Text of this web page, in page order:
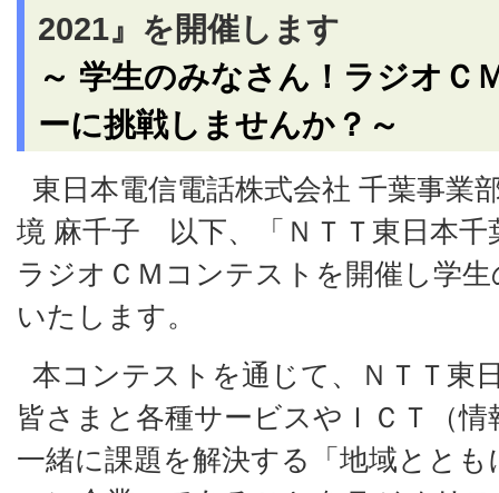
2021』を開催します
～ 学生のみなさん！ラジオＣ
ーに挑戦しませんか？～
東日本電信電話株式会社 千葉事業
境 麻千子 以下、「ＮＴＴ東日本千
ラジオＣＭコンテストを開催し学
いたします。
本コンテストを通じて、ＮＴＴ東
皆さまと各種サービスやＩＣＴ（
一緒に課題を解決する「地域とと